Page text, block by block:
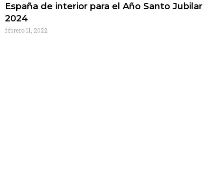
España de interior para el Año Santo Jubilar
2024
febrero 11, 2022